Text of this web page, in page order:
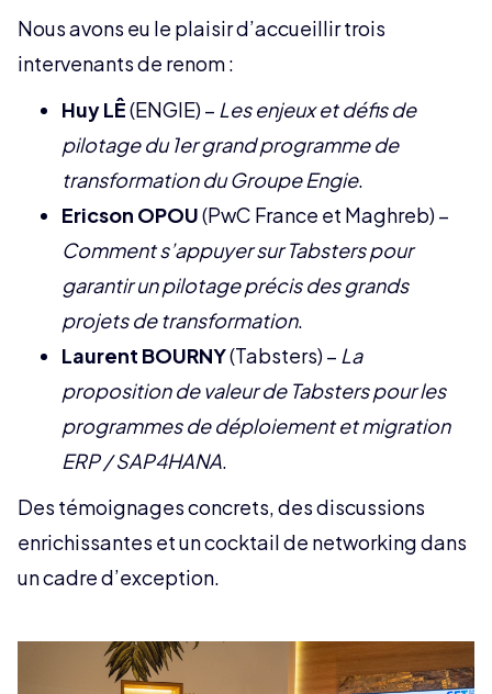
Nous avons eu le plaisir d’accueillir trois
intervenants de renom :
Huy LÊ(ENGIE) – Les enjeux et défis de
pilotage du 1er grand programme de
transformation du Groupe Engie.
Ericson OPOU(PwC France et Maghreb) –
Comment s’appuyer sur Tabsters pour
garantir un pilotage précis des grands
projets de transformation.
Laurent BOURNY(Tabsters) – La
proposition de valeur de Tabsters pour les
programmes de déploiement et migration
ERP / SAP4HANA.
Des témoignages concrets, des discussions
enrichissantes et un cocktail de networking dans
un cadre d’exception.